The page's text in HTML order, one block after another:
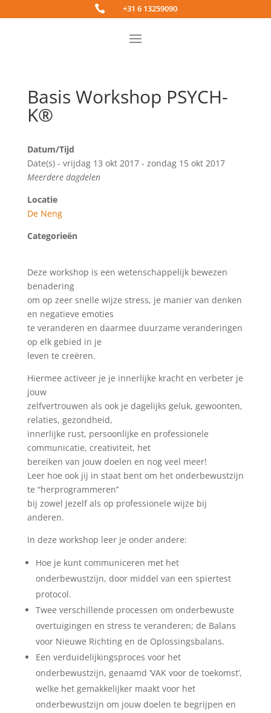
 +31 6 13259090
Basis Workshop PSYCH-
K®
Datum/Tijd
Date(s) - vrijdag 13 okt 2017 - zondag 15 okt 2017
Meerdere dagdelen
Locatie
De Neng
Categorieën
Deze workshop is een wetenschappelijk bewezen
benadering
om op zeer snelle wijze stress, je manier van denken
en negatieve emoties
te veranderen en daarmee duurzame veranderingen
op elk gebied in je
leven te creëren.
Hiermee activeer je je innerlijke kracht en verbeter je
jouw
zelfvertrouwen als ook je dagelijks geluk, gewoonten,
relaties, gezondheid,
innerlijke rust, persoonlijke en professionele
communicatie, creativiteit, het
bereiken van jouw doelen en nog veel meer!
Leer hoe ook jij in staat bent om het onderbewustzijn
te “herprogrammeren’’
bij zowel jezelf als op professionele wijze bij
anderen.
In deze workshop leer je onder andere:
Hoe je kunt communiceren met het
onderbewustzijn, door middel van een spiertest
protocol.
Twee verschillende processen om onderbewuste
overtuigingen en stress te veranderen; de Balans
voor Nieuwe Richting en de Oplossingsbalans.
Een verduidelijkingsproces voor het
onderbewustzijn, genaamd ‘VAK voor de toekomst’,
welke het gemakkelijker maakt voor het
onderbewustzijn om jouw doelen te begrijpen en